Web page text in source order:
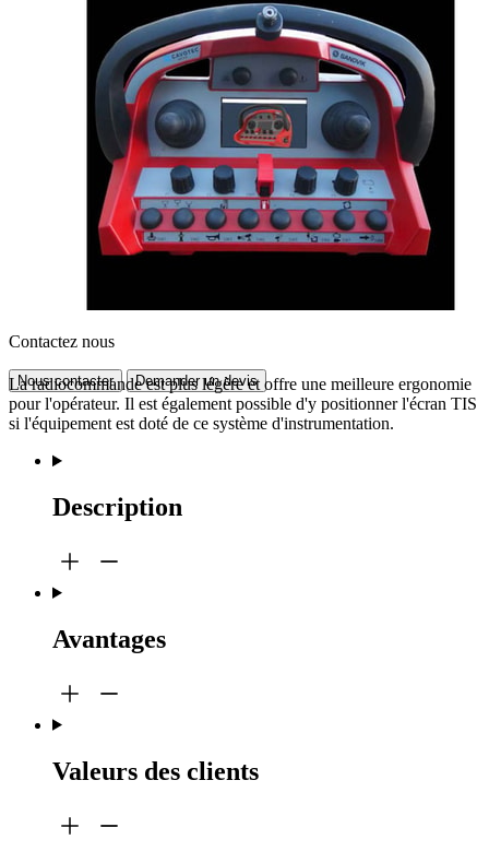
Contactez nous
Nous contacter Demander un devis
La radiocommande est plus légère et offre une meilleure ergonomie
pour l'opérateur. Il est également possible d'y positionner l'écran TIS
si l'équipement est doté de ce système d'instrumentation.
Description
Avantages
Valeurs des clients